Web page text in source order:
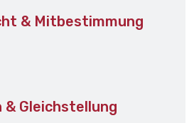
& Mitbestimmung
& Gleichstellung